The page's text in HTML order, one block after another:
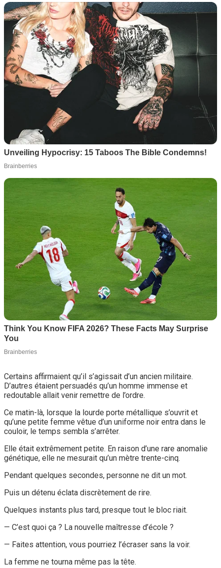
Certains affirmaient qu’il s’agissait d’un ancien militaire.
D’autres étaient persuadés qu’un homme immense et
redoutable allait venir remettre de l’ordre.
Ce matin-là, lorsque la lourde porte métallique s’ouvrit et
qu’une petite femme vêtue d’un uniforme noir entra dans le
couloir, le temps sembla s’arrêter.
Elle était extrêmement petite. En raison d’une rare anomalie
génétique, elle ne mesurait qu’un mètre trente-cinq.
Pendant quelques secondes, personne ne dit un mot.
Puis un détenu éclata discrètement de rire.
Quelques instants plus tard, presque tout le bloc riait.
— C’est quoi ça ? La nouvelle maîtresse d’école ?
— Faites attention, vous pourriez l’écraser sans la voir.
La femme ne tourna même pas la tête.